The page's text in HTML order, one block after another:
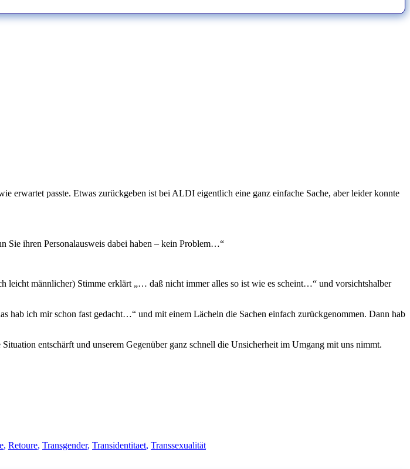
erwartet passte. Etwas zurückgeben ist bei ALDI eigentlich eine ganz einfache Sache, aber leider konnte
ihren Personalausweis dabei haben – kein Problem…“
leicht männlicher) Stimme erklärt „… daß nicht immer alles so ist wie es scheint…“ und vorsichtshalber
hab ich mir schon fast gedacht…“ und mit einem Lächeln die Sachen einfach zurückgenommen. Dann hab
entschärft und unserem Gegenüber ganz schnell die Unsicherheit im Umgang mit uns nimmt.
, Retoure, Transgender, Transidentitaet, Transsexualität